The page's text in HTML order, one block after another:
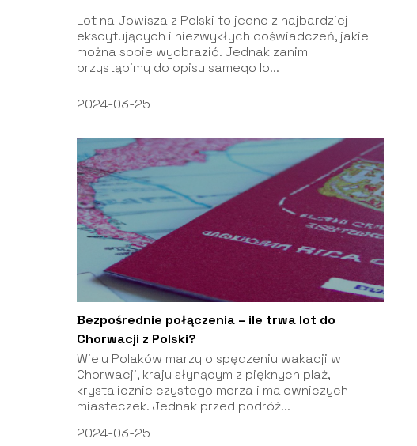
Lot na Jowisza z Polski to jedno z najbardziej
ekscytujących i niezwykłych doświadczeń, jakie
można sobie wyobrazić. Jednak zanim
przystąpimy do opisu samego lo...
2024-03-25
Bezpośrednie połączenia – ile trwa lot do
Chorwacji z Polski?
Wielu Polaków marzy o spędzeniu wakacji w
Chorwacji, kraju słynącym z pięknych plaż,
krystalicznie czystego morza i malowniczych
miasteczek. Jednak przed podróż...
2024-03-25